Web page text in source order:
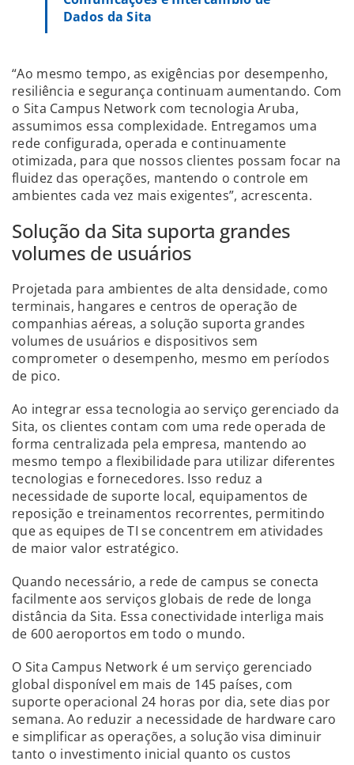
Dados da Sita
“Ao mesmo tempo, as exigências por desempenho,
resiliência e segurança continuam aumentando. Com
o Sita Campus Network com tecnologia Aruba,
assumimos essa complexidade. Entregamos uma
rede configurada, operada e continuamente
otimizada, para que nossos clientes possam focar na
fluidez das operações, mantendo o controle em
ambientes cada vez mais exigentes”, acrescenta.
Solução da Sita suporta grandes
volumes de usuários
Projetada para ambientes de alta densidade, como
terminais, hangares e centros de operação de
companhias aéreas, a solução suporta grandes
volumes de usuários e dispositivos sem
comprometer o desempenho, mesmo em períodos
de pico.
Ao integrar essa tecnologia ao serviço gerenciado da
Sita, os clientes contam com uma rede operada de
forma centralizada pela empresa, mantendo ao
mesmo tempo a flexibilidade para utilizar diferentes
tecnologias e fornecedores. Isso reduz a
necessidade de suporte local, equipamentos de
reposição e treinamentos recorrentes, permitindo
que as equipes de TI se concentrem em atividades
de maior valor estratégico.
Quando necessário, a rede de campus se conecta
facilmente aos serviços globais de rede de longa
distância da Sita. Essa conectividade interliga mais
de 600 aeroportos em todo o mundo.
O Sita Campus Network é um serviço gerenciado
global disponível em mais de 145 países, com
suporte operacional 24 horas por dia, sete dias por
semana. Ao reduzir a necessidade de hardware caro
e simplificar as operações, a solução visa diminuir
tanto o investimento inicial quanto os custos